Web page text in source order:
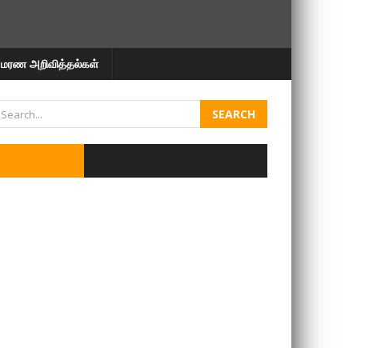
மரண அறிவித்தல்கள்